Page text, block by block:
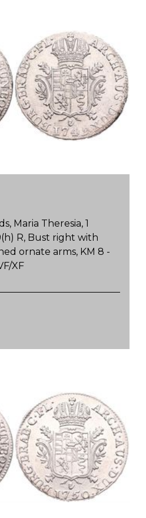
Maria Theresia, 1
R, Bust right with
ornate arms, KM 8 -
XF